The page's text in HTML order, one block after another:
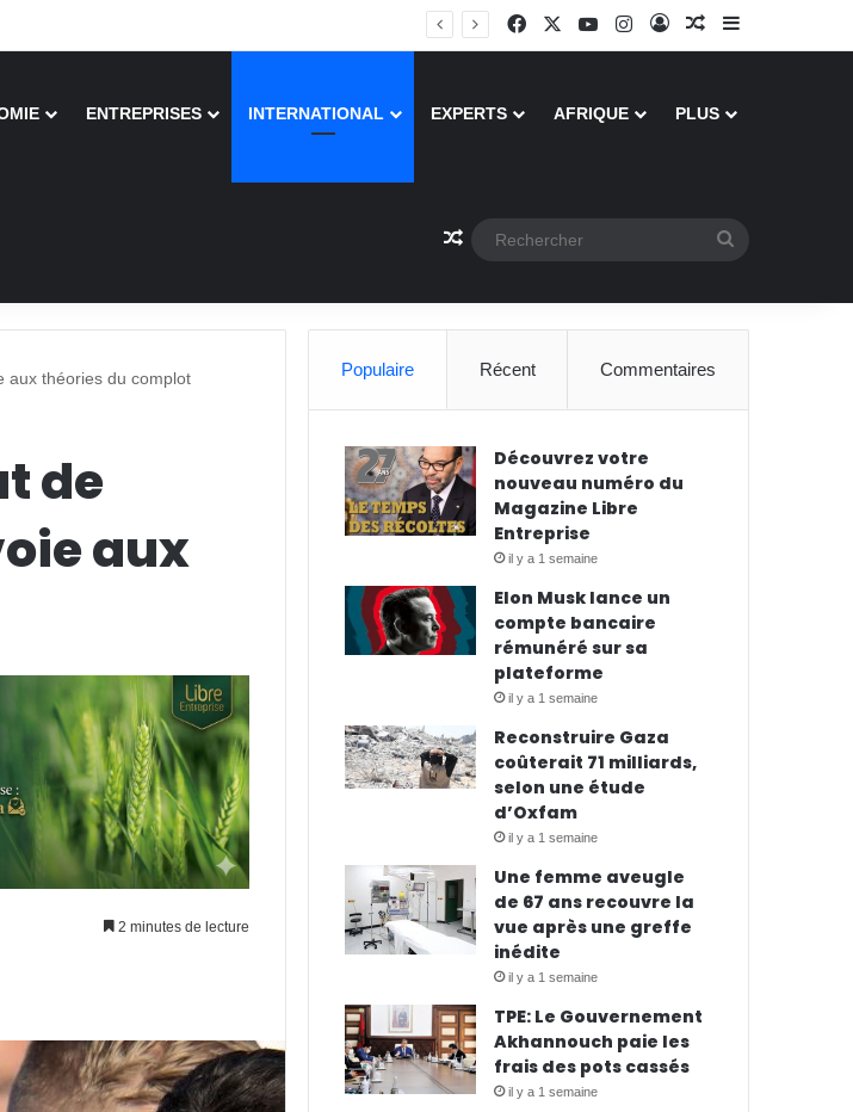
après une greffe inédite FacebookYouTubeInstagramConnexion
Article Aléatoire
Sidebar
ENTREPRISES INTERNATIONAL EXPERTS AFRIQUE PLUS
Article Aléatoire
aux théories du complot
de
aux
2 minutes de lecture
Populaire Récent Commentaires
Découvrez votre
nouveau numéro du
Magazine Libre
Entreprise
il y a 1 semaine
Elon Musk lance un
compte bancaire
rémunéré sur sa
plateforme
il y a 1 semaine
Reconstruire Gaza
coûterait 71 milliards,
selon une étude
d’Oxfam
il y a 1 semaine
Une femme aveugle
de 67 ans recouvre la
vue après une greffe
inédite
il y a 1 semaine
TPE: Le Gouvernement
Akhannouch paie les
frais des pots cassés
il y a 1 semaine